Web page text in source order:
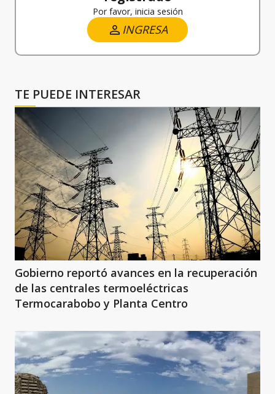
Por favor, inicia sesión
INGRESA
TE PUEDE INTERESAR
Gobierno reportó avances en la recuperación
de las centrales termoeléctricas
Termocarabobo y Planta Centro